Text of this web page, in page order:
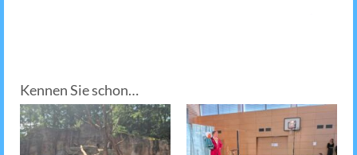
Kennen Sie schon…